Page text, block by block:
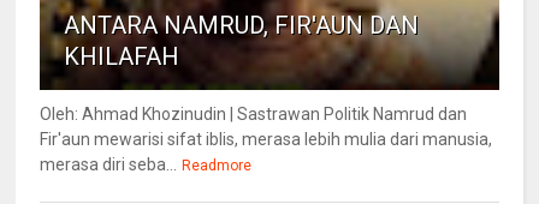
ANTARA NAMRUD, FIR'AUN DAN
KHILAFAH
Oleh: Ahmad Khozinudin | Sastrawan Politik Namrud dan
Fir'aun mewarisi sifat iblis, merasa lebih mulia dari manusia,
merasa diri seba... Readmore